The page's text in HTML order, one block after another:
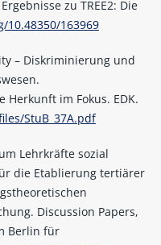
zu TREE2: Die
163969
– Diskriminierung und
im Fokus. EDK.
StuB_37A.pdf
Lehrkräfte sozial
die Etablierung tertiärer
Discussion Papers,
Berlin für